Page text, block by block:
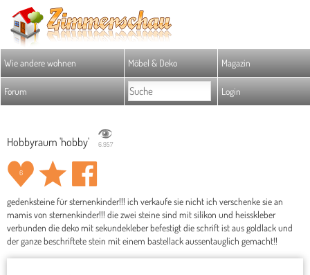
Wie andere wohnen Möbel & Deko Magazin
Forum Login
Hobbyraum 'hobby' 6.957
6
gedenksteine für sternenkinder!!! ich verkaufe sie nicht ich verschenke sie an
mamis von sternenkinder!!! die zwei steine sind mit silikon und heisskleber
verbunden die deko mit sekundekleber befestigt die schrift ist aus goldlack und
der ganze beschriftete stein mit einem bastellack aussentauglich gemacht!!